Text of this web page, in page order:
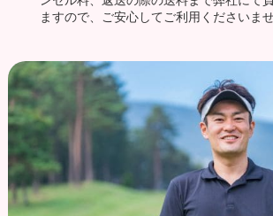
ますので、ご安心してご利用くださいませ